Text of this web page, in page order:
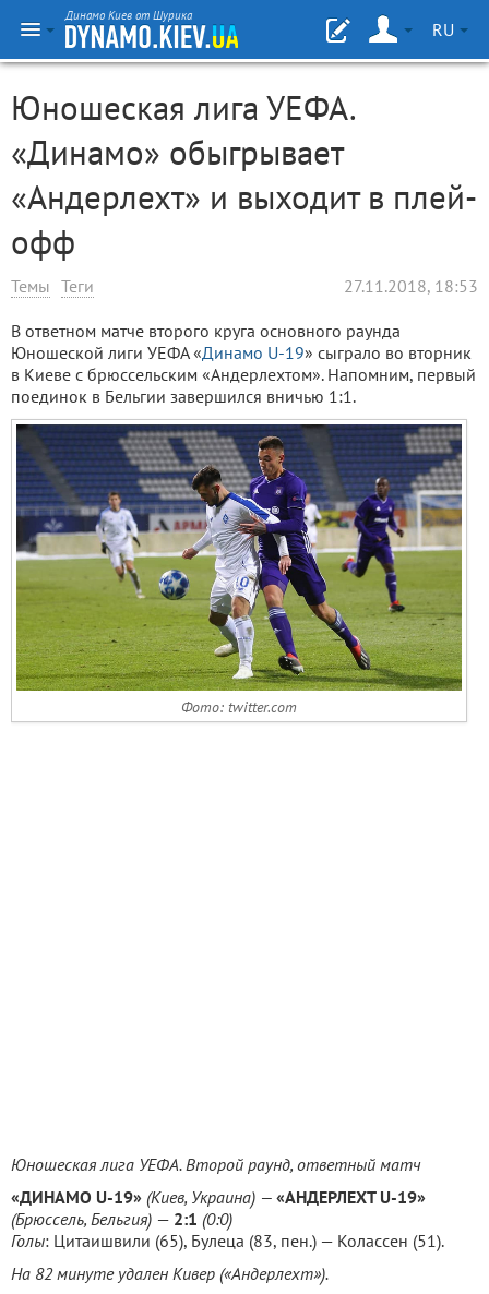
Динамо Киев от Шурика
RU
Юношеская лига УЕФА.
«Динамо» обыгрывает
«Андерлехт» и выходит в плей-
офф
Темы Теги 27.11.2018, 18:53
В ответном матче второго круга основного раунда
Юношеской лиги УЕФА «Динамо U-19» сыграло во вторник
в Киеве с брюссельским «Андерлехтом». Напомним, первый
поединок в Бельгии завершился вничью 1:1.
Фото: twitter.com
Юношеская лига УЕФА. Второй раунд, ответный матч
«ДИНАМО U-19» (Киев, Украина) — «АНДЕРЛЕХТ U-19»
(Брюссель, Бельгия) — 2:1 (0:0)
Голы: Цитаишвили (65), Булеца (83, пен.) — Колассен (51).
На 82 минуте удален Кивер («Андерлехт»).